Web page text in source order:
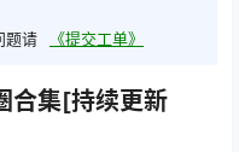
题请
《提交工单》
合集[持续更新